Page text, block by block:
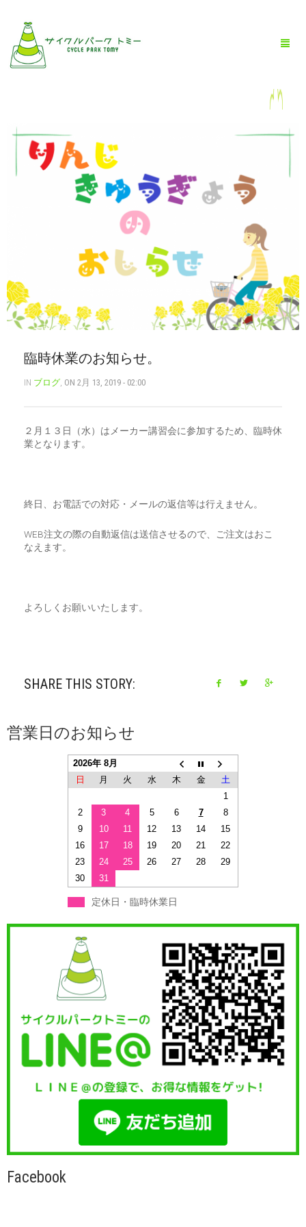
HOME
全商品一覧
お買い物ガイド
0
CART
マイアカウント（初回登録はこちら）
臨時休業のお知らせ。
IN ブログ, ON 2月 13, 2019 - 02:00
２月１３日（水）はメーカー講習会に参加するため、臨時休
業となります。
終日、お電話での対応・メールの返信等は行えません。
WEB注文の際の自動返信は送信させるので、ご注文はおこ
なえます。
よろしくお願いいたします。
SHARE THIS STORY:
営業日のお知らせ
2026年 8月
日
月 火 水 木 金
土
1
2
3 4 5 6 7
8
9
10 11 12 13 14
15
16
17 18 19 20 21
22
23
24 25 26 27 28
29
30
31
定休日・臨時休業日
Facebook